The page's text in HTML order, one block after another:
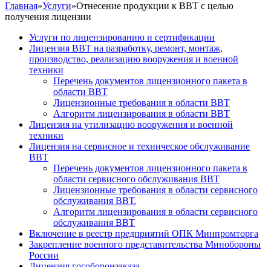
Главная»Услуги»Отнесение продукции к ВВТ с целью
получения лицензии
Услуги по лицензированию и сертификации
Лицензия ВВТ на разработку, ремонт, монтаж,
производство, реализацию вооружения и военной
техники
Перечень документов лицензионного пакета в
области ВВТ
Лицензионные требования в области ВВТ
Алгоритм лицензирования в области ВВТ
Лицензия на утилизацию вооружения и военной
техники
Лицензия на сервисное и техническое обслуживание
ВВТ
Перечень документов лицензионного пакета в
области сервисного обслуживания ВВТ
Лицензионные требования в области сервисного
обслуживания ВВТ.
Алгоритм лицензирования в области сервисного
обслуживания ВВТ
Включение в реестр предприятий ОПК Минпромторга
Закрепление военного представительства Минобороны
России